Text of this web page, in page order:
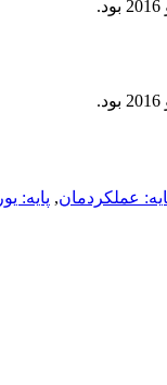
عملکردمان, پایه:‌